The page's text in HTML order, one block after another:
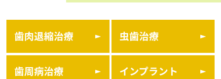
歯肉退縮治療 虫歯治療
歯周病治療 インプラント